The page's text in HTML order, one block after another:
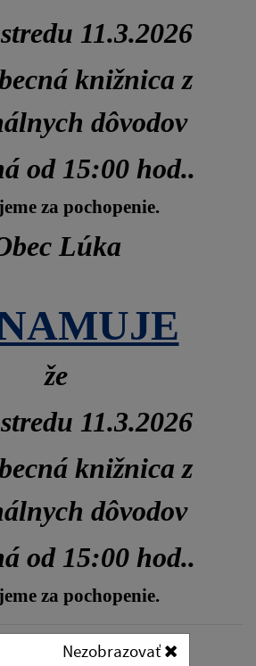
11.3.2026
knižnica z
dôvodov
od 15:00 hod..
za pochopenie.
Lúka
že
11.3.2026
knižnica z
dôvodov
od 15:00 hod..
za pochopenie.
Nezobrazovať